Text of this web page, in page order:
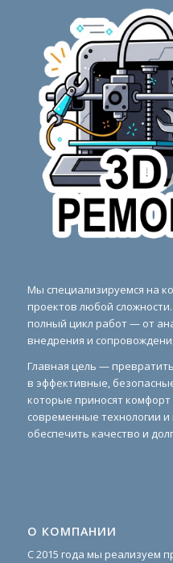
Мы специализируемся на
проектов любой
полный цикл работ — от
внедрения и
Главная цель —
в эффективные,
которые приносят
современные технологии
обеспечить качество и
О КОМПАНИИ
С 2015 года мы реализуем